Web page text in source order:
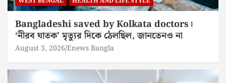
Bangladeshi saved by Kolkata doctors।
‘নীরব ঘাতক’ মৃত্যুর দিকে ঠেলছিল, জানতেনও না
August 3, 2026 Enews Bangla